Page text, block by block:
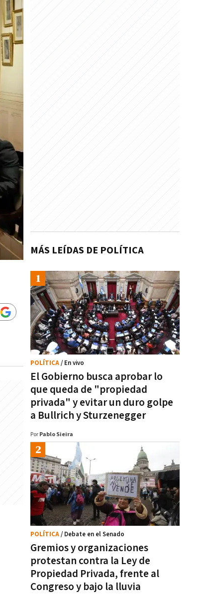
MÁS LEÍDAS DE POLÍTICA
El Gobierno busca aprobar lo
que queda de "propiedad
privada" y evitar un duro golpe
a Bullrich y Sturzenegger
POLÍTICA/ En vivo
Por Pablo Sieira
Gremios y organizaciones
protestan contra la Ley de
Propiedad Privada, frente al
Congreso y bajo la lluvia
POLÍTICA/ Debate en el Senado